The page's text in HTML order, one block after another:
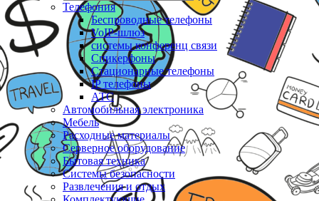
Телефония
Беспроводные телефоны
VoIP-шлюз
системы конференц связи
Спикерфоны
Стационарные телефоны
IP телефоны
АТС
Автомобильная электроника
Мебель
Расходные материалы
Серверное оборудование
Бытовая техника
Системы безопасности
Развлечения и отдых